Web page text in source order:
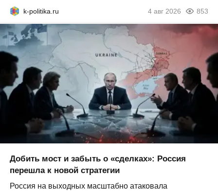
k-politika.ru 4 авг 2026 853
Добить мост и забыть о «сделках»: Россия
перешла к новой стратегии
Россия на выходных масштабно атаковала